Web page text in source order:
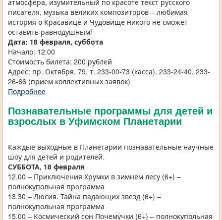
атмосфера, изумительный по красоте текст русского
писателя, музыка великих композиторов – любимая
история о Красавице и Чудовище никого не сможет
оставить равнодушным!
Дата: 18 февраля, суббота
Начало: 12.00
Стоимость билета: 200 рублей
Адрес: пр. Октября, 79, т. 233-00-73 (касса), 233-24-40, 233-
26-66 (прием коллективных заявок)
Подробнее
Познавательные программы для детей и
взрослых в Уфимском Планетарии
Каждые выходные в Планетарии познавательные научные
шоу для детей и родителей.
СУББОТА, 18 февраля
12.00 – Приключения Хрумки в зимнем лесу (6+) –
полнокупольная программа
13.30 – Люсия. Тайна падающих звезд (6+) –
полнокупольная программа
15.00 – Космический сон Почемучки (6+) – полнокупольная